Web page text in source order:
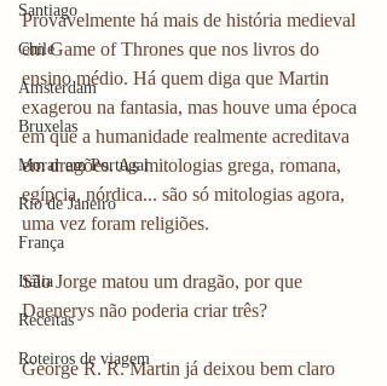
Santiago
Chile
Amsterdam
Bruxelas
Morar em Portugal
Rio de Janeiro
França
Itália
Receitas
Roteiros de viagem
Provavelmente há mais de história medieval
em Game of Thrones que nos livros do
ensino médio. Há quem diga que Martin
exagerou na fantasia, mas houve uma época
em que a humanidade realmente acreditava
em dragões. As mitologias grega, romana,
egípcia, nórdica... são só mitologias agora,
uma vez foram religiões.
São Jorge matou um dragão, por que
Daenerys não poderia criar três?
George R. R. Martin já deixou bem claro